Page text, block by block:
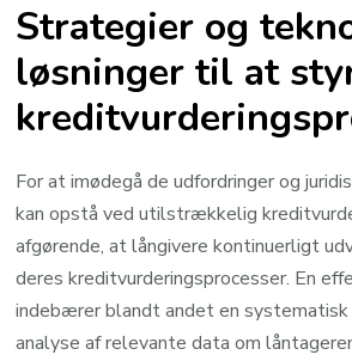
Strategier og
løsninger til at
For at imødegå de udfordringer og
kan opstå ved utilstrækkelig
afgørende, at långivere kontinuerligt
deres kreditvurderingsprocesser. En
indebærer blandt andet en systematisk
analyse af relevante data om